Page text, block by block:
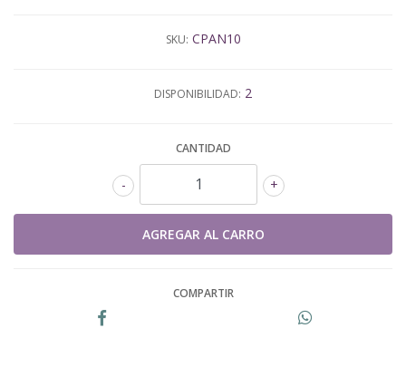
SKU: CPAN10
DISPONIBILIDAD: 2
CANTIDAD
+
-
COMPARTIR